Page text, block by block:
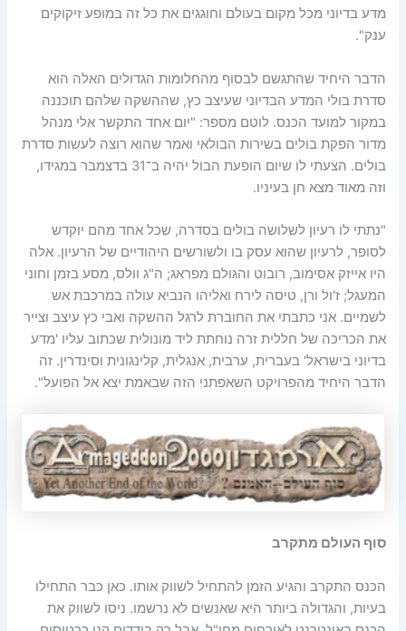
מדע בדיוני מכל מקום בעולם וחוגגים את כל זה במופע זיקוקים
ענק".
הדבר היחיד שהתגשם לבסוף מהחלומות הגדולים האלה הוא
סדרת בולי המדע הבדיוני שעיצב כץ, שההשקה שלהם תוכננה
במקור למועד הכנס. לוטם מספר: "יום אחד התקשר אלי מנהל
מדור הפקת בולים בשירות הבולאי ואמר שהוא רוצה לעשות סדרת
בולים. הצעתי לו שיום הופעת הבול יהיה ב־31 בדצמבר במגידו,
וזה מאוד מצא חן בעיניו.
"נתתי לו רעיון לשלושה בולים בסדרה, שכל אחד מהם יוקדש
לסופר, לרעיון שהוא עסק בו ולשורשים היהודיים של הרעיון. אלה
היו אייזק אסימוב, רובוט והגולם מפראג; ה"ג וולס, מסע בזמן וחוני
המעגל; ז'ול ורן, טיסה לירח ואליהו הנביא עולה במרכבת אש
לשמיים. אני כתבתי את החוברת לרגל ההשקה ואבי כץ עיצב וצייר
את הכריכה של חללית זרה נוחתת ליד מונולית שכתוב עליו 'מדע
בדיוני בישראל' בעברית, ערבית, אנגלית, קלינגונית וסינדרין. זה
הדבר היחיד מהפרויקט השאפתני הזה שבאמת יצא אל הפועל".
סוף העולם מתקרב
הכנס התקרב והגיע הזמן להתחיל לשווק אותו. כאן כבר התחילו
בעיות, והגדולה ביותר היא שאנשים לא נרשמו. ניסו לשווק את